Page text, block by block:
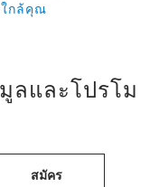
ใกล้คุณ
ลและโปรโม
สมัคร